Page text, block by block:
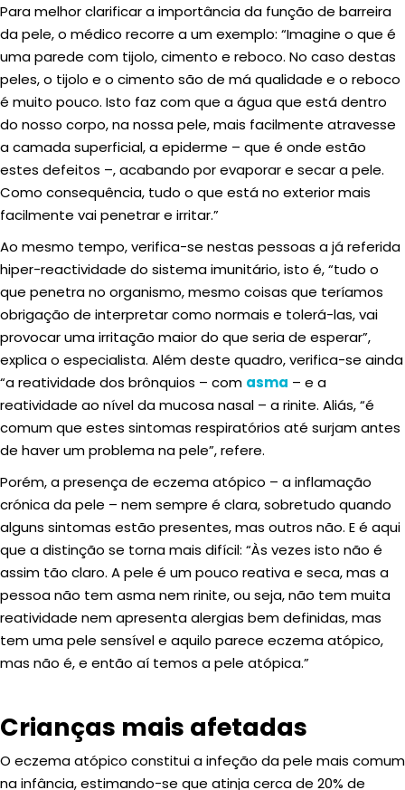
Para melhor clarificar a importância da função de barreira
da pele, o médico recorre a um exemplo: “Imagine o que é
uma parede com tijolo, cimento e reboco. No caso destas
peles, o tijolo e o cimento são de má qualidade e o reboco
é muito pouco. Isto faz com que a água que está dentro
do nosso corpo, na nossa pele, mais facilmente atravesse
a camada superficial, a epiderme – que é onde estão
estes defeitos –, acabando por evaporar e secar a pele.
Como consequência, tudo o que está no exterior mais
facilmente vai penetrar e irritar.”
Ao mesmo tempo, verifica-se nestas pessoas a já referida
hiper-reactividade do sistema imunitário, isto é, “tudo o
que penetra no organismo, mesmo coisas que teríamos
obrigação de interpretar como normais e tolerá-las, vai
provocar uma irritação maior do que seria de esperar”,
explica o especialista. Além deste quadro, verifica-se ainda
“a reatividade dos brônquios – com asma – e a
reatividade ao nível da mucosa nasal – a rinite. Aliás, “é
comum que estes sintomas respiratórios até surjam antes
de haver um problema na pele”, refere.
Porém, a presença de eczema atópico – a inflamação
crónica da pele – nem sempre é clara, sobretudo quando
alguns sintomas estão presentes, mas outros não. E é aqui
que a distinção se torna mais difícil: “Às vezes isto não é
assim tão claro. A pele é um pouco reativa e seca, mas a
pessoa não tem asma nem rinite, ou seja, não tem muita
reatividade nem apresenta alergias bem definidas, mas
tem uma pele sensível e aquilo parece eczema atópico,
mas não é, e então aí temos a pele atópica.”
Crianças mais afetadas
O eczema atópico constitui a infeção da pele mais comum
na infância, estimando-se que atinja cerca de 20% de